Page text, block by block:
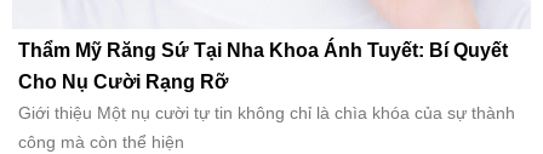
Thẩm Mỹ Răng Sứ Tại Nha Khoa Ánh Tuyết: Bí Quyết
Cho Nụ Cười Rạng Rỡ
Giới thiệu Một nụ cười tự tin không chỉ là chìa khóa của sự thành
công mà còn thể hiện